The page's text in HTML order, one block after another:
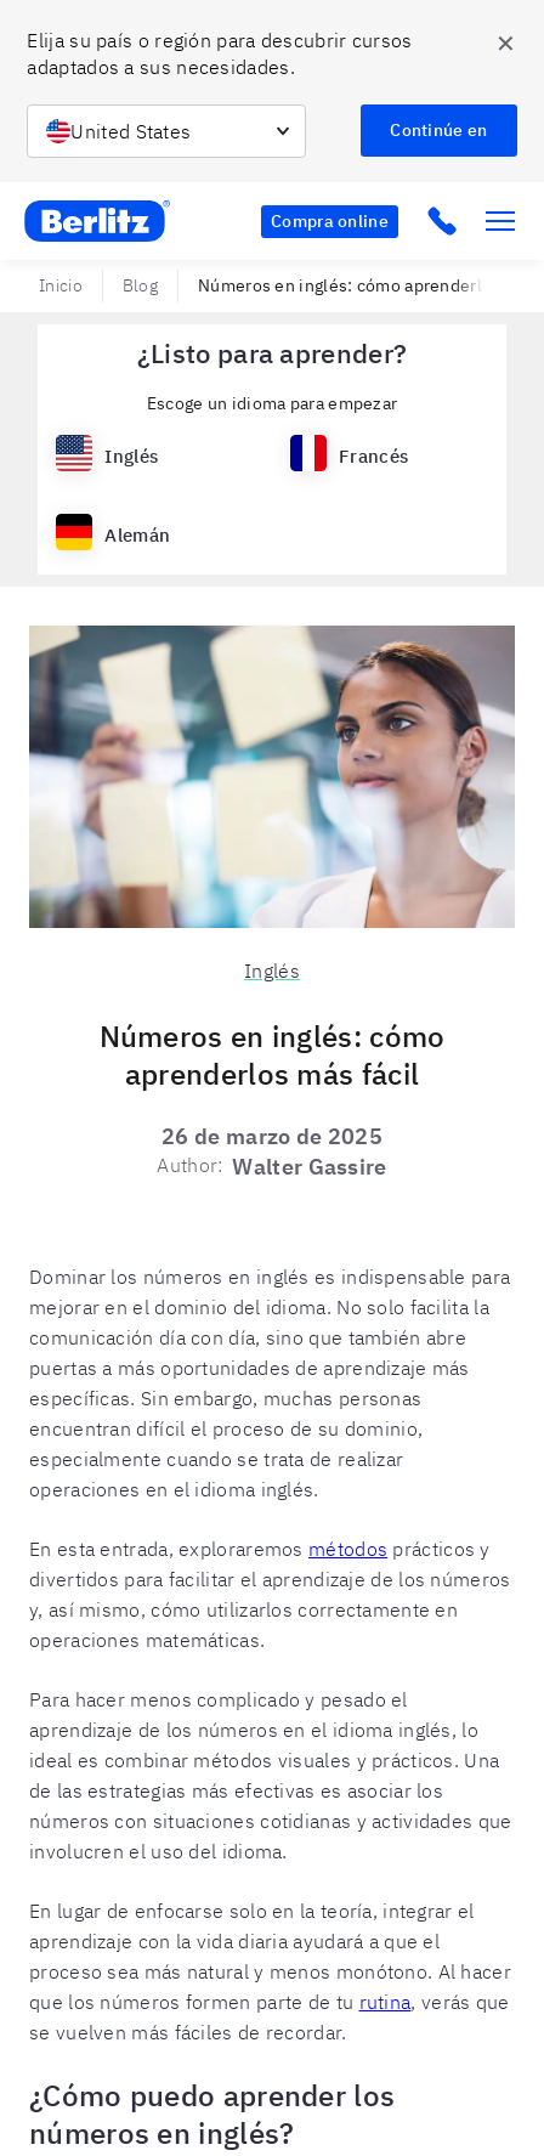
Elija su país o región para descubrir cursos
adaptados a sus necesidades.
United States Continúe en
✕
Berlitz MX Compra online Click to
Inicio Blog Números en inglés: cómo aprenderlos más
¿Listo para aprender?
Escoge un idioma para empezar
Inglés Francés
Alemán
Inglés
Números en inglés: cómo
aprenderlos más fácil
26 de marzo de 2025
Author: Walter Gassire
Dominar los números en inglés es indispensable para
mejorar en el dominio del idioma. No solo facilita la
comunicación día con día, sino que también abre
puertas a más oportunidades de aprendizaje más
específicas. Sin embargo, muchas personas
encuentran difícil el proceso de su dominio,
especialmente cuando se trata de realizar
operaciones en el idioma inglés.
En esta entrada, exploraremos métodos prácticos y
divertidos para facilitar el aprendizaje de los números
y, así mismo, cómo utilizarlos correctamente en
operaciones matemáticas.
Para hacer menos complicado y pesado el
aprendizaje de los números en el idioma inglés, lo
ideal es combinar métodos visuales y prácticos. Una
de las estrategias más efectivas es asociar los
números con situaciones cotidianas y actividades que
involucren el uso del idioma.
En lugar de enfocarse solo en la teoría, integrar el
aprendizaje con la vida diaria ayudará a que el
proceso sea más natural y menos monótono. Al hacer
que los números formen parte de tu rutina, verás que
se vuelven más fáciles de recordar.
¿Cómo puedo aprender los
números en inglés?